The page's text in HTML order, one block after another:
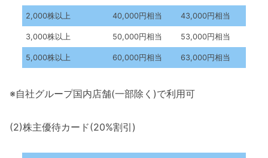
2,000株以上 40,000円相当 43,000円相当
3,000株以上 50,000円相当 53,000円相当
5,000株以上 60,000円相当 63,000円相当
※自社グループ国内店舗(一部除く)で利用可
(2)株主優待カード(20%割引)